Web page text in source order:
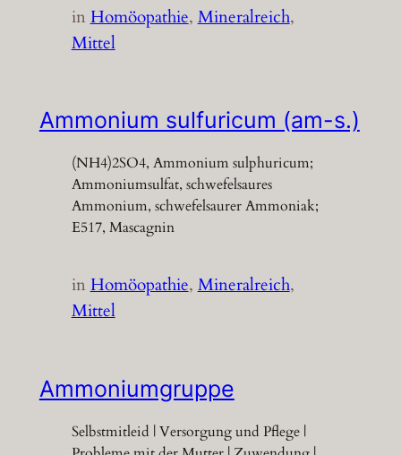
inHomöopathie, Mineralreich
Mittel
Ammonium sulfuricum (am-s.)
(NH4)2SO4, Ammonium sulphuricum;
Ammoniumsulfat, schwefelsaures
Ammonium, schwefelsaurer Ammoniak;
E517, Mascagnin
inHomöopathie, Mineralreich
Mittel
Ammoniumgruppe
Selbstmitleid | Versorgung und Pflege |